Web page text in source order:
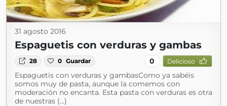
31 agosto 2016
Espaguetis con verduras y gambas
28 0 Guardar 0 Delicioso
Espaguetis con verduras y gambasComo ya sabéis
somos muy de pasta, aunque la comemos con
moderación no encanta. Esta pasta con verduras es otra
de nuestras (...)